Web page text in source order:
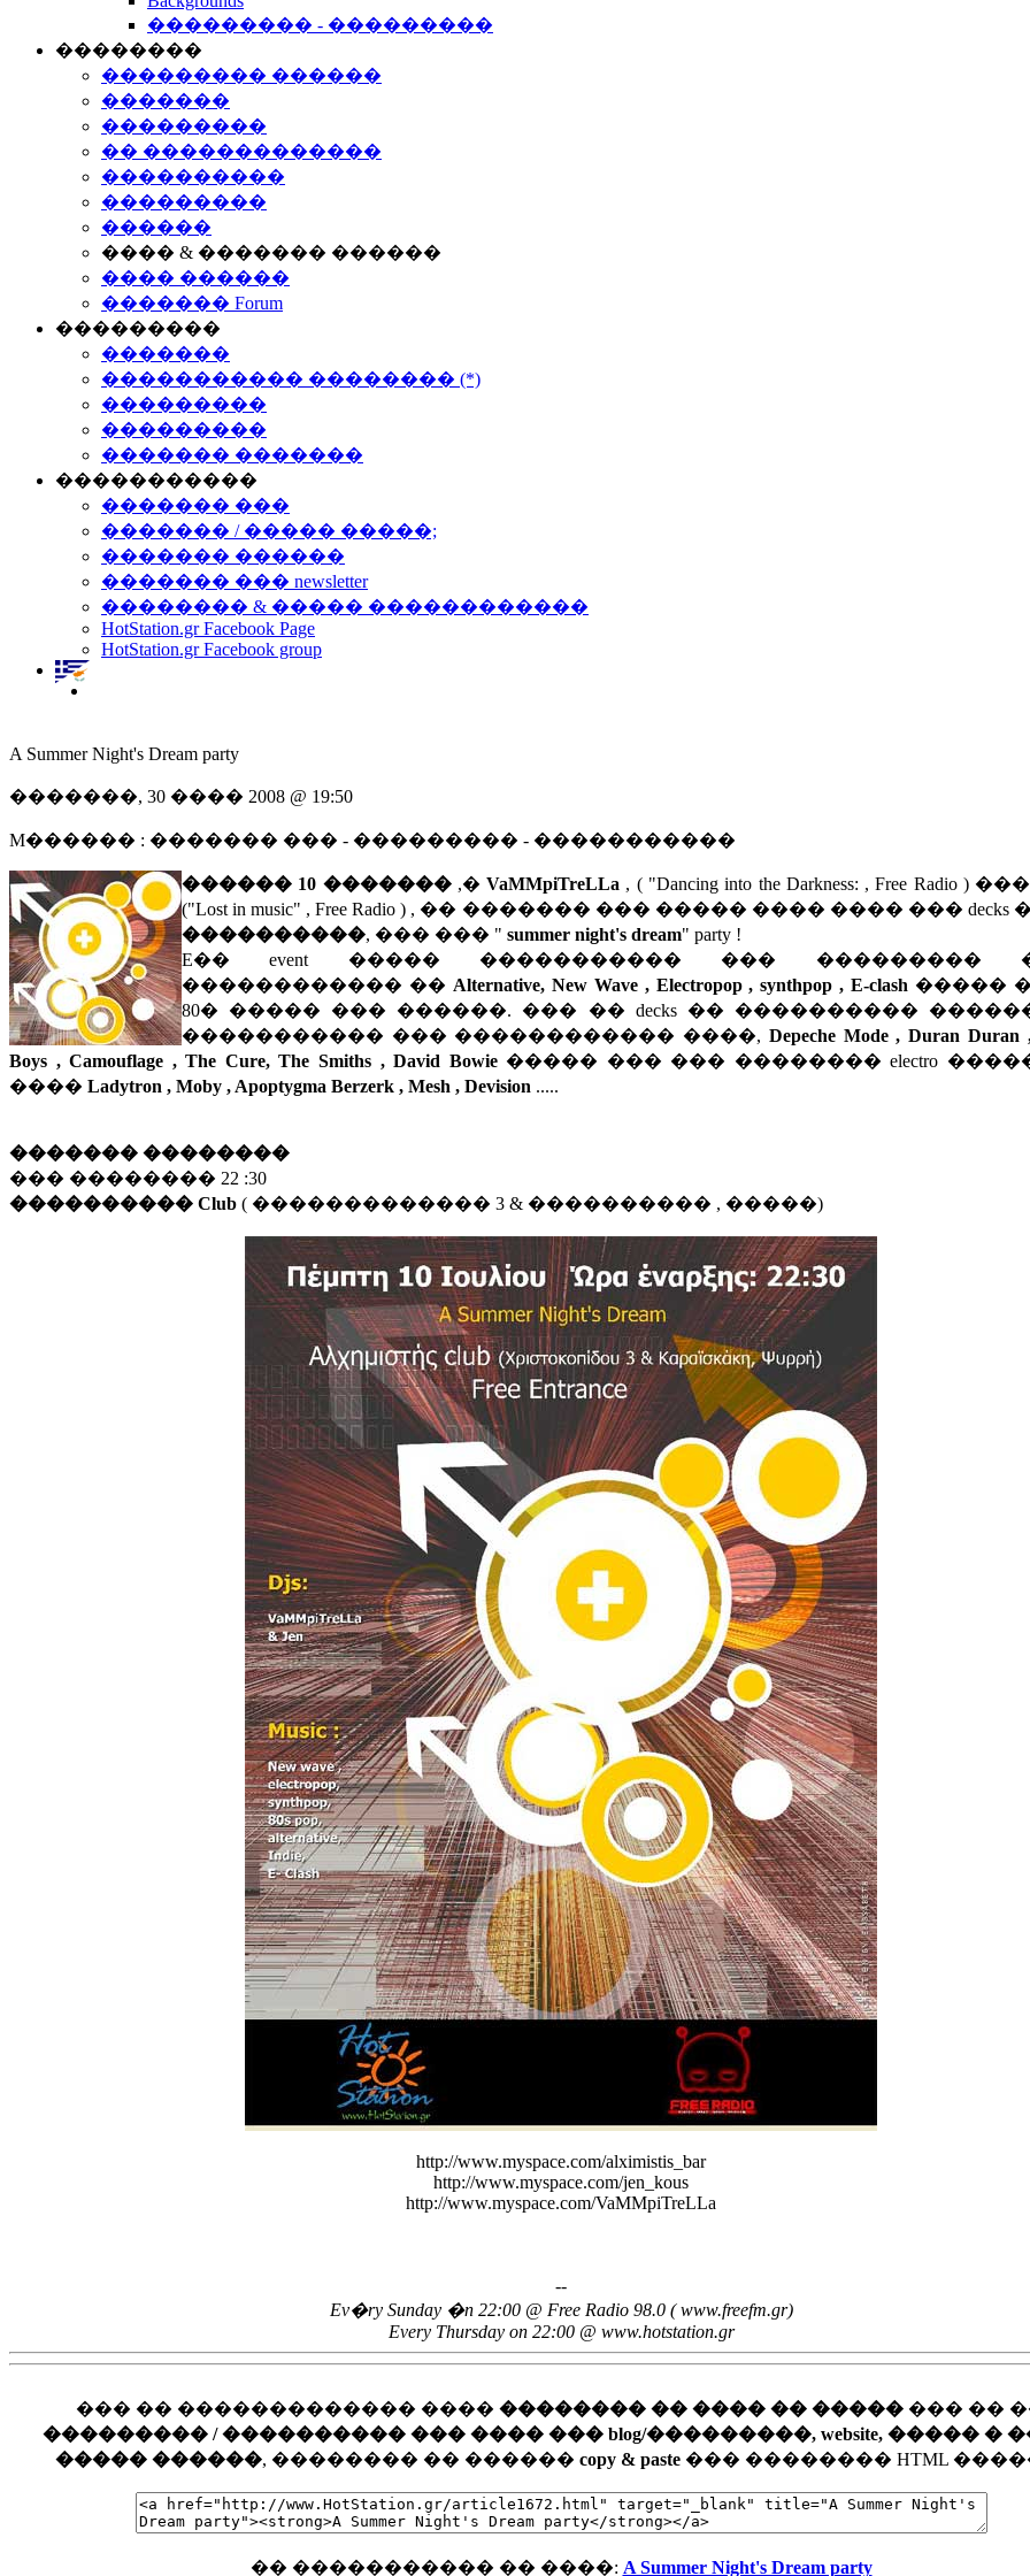
��������� - ���������
��������
��������� ������
�������
���������
�� �������������
����������
���������
������
���� & ������� ������
���� ������
������� Forum
���������
�������
����������� �������� (*)
���������
���������
������� �������
�����������
������� ���
������� / ����� �����;
������� ������
������� ��� newsletter
�������� & ����� ������������
HotStation.gr Facebook Page
HotStation.gr Facebook group
A Summer Night's Dream party
�������, 30 ���� 2008 @ 19:50
M������ : ������� ��� - ��������� - �����������
������ 10 �������,�VaMMpiTreLLa , ( "Dancing into the Darkness: , Free Radio )
("Lost in music" , Free Radio ) , �� ������� ��� ����� ���� ���� ��� decks
����������, ��� ��� " summer night's dream" party !
E�� event ����� ����������� ��� ���������
������������ �� Alternative, New Wave , Electropop , synthpop , E-clash �����
80� ����� ��� ������. ��� �� decks �� ����������
����������� ��� ������������ ����, Depeche Mode , Duran Duran
Boys , Camouflage , The Cure,The Smiths , David Bowie ����� ��� ��� �������� electro
���� Ladytron , Moby , Apoptygma Berzerk , Mesh , Devision .....
������� ��������
��� �������� 22 :30
���������� Club ( ������������� 3 & ���������� , �����)
http://www.myspace.com/alximistis_bar
http://www.myspace.com/jen_kous
http://www.myspace.com/VaMMpiTreLLa
--
Ev�ry Sunday �n 22:00 @ Free Radio 98.0 ( www.freefm.gr)
Every Thursday on 22:00 @ www.hotstation.gr
��� �� ������������� ���� �������� �� ���� �� ����� ��� ��
��������� / ���������� ��� ���� ��� blog/���������, website, ����� �
����� ������, �������� �� ������ copy & paste��� �������� HTML
�� ����������� �� ����: A Summer Night's Dream party